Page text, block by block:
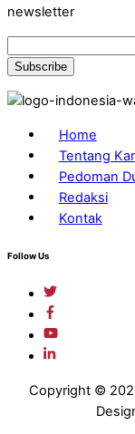
newsletter
Home
Tentang
Pedoman
Redaksi
Kontak
Follow Us
Copyright ©